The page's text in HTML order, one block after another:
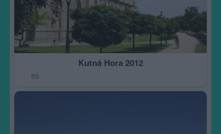
Kutná Hora 2012
89